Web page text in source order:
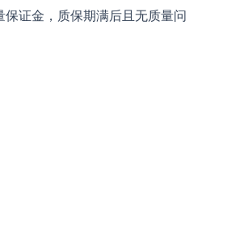
证金，质保期满后且无质量问